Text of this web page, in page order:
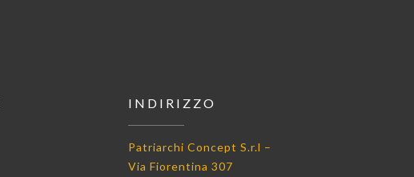
INDIRIZZO
Patriarchi Concept S.r.l –
Via Fiorentina 307